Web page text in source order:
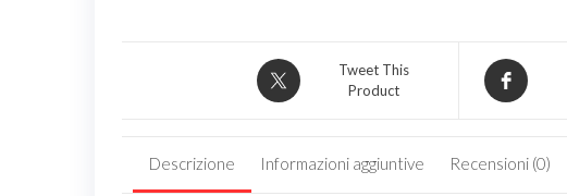
Tweet This
Product
Descrizione Informazioni aggiuntive Recensioni (0)